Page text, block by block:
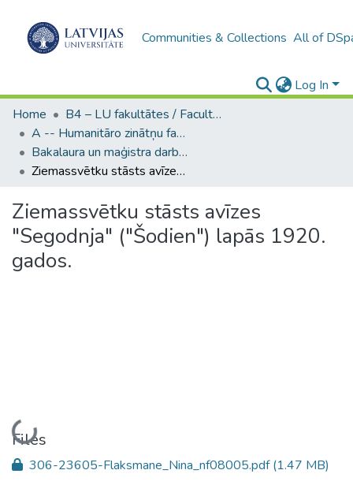
Communities & Collections All of
Log In
Home
B4 – LU fakultātes / Faculties of the UL
A -- Humanitāro zinātņu fakultāte / Faculty of Humanities
Bakalaura un maģistra darbi (HZF) / Bachelor's and Master's theses
Ziemassvētku stāsts avīzes "Segodnja" ("Šodien") lapās 1920. gados.
Ziemassvētku stāsts avīzes
"Segodnja" ("Šodien") lapās 1920.
gados.
Loading...
Files
306-23605-Flaksmane_Nina_nf08005.pdf(1.47 MB)